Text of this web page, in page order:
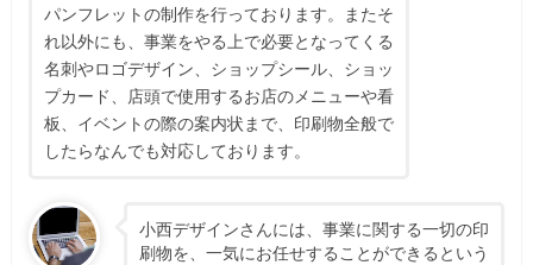
パンフレットの制作を行っております。またそ
れ以外にも、事業をやる上で必要となってくる
名刺やロゴデザイン、ショップシール、ショッ
プカード、店頭で使用するお店のメニューや看
板、イベントの際の案内状まで、印刷物全般で
したらなんでも対応しております。
小西デザインさんには、事業に関する一切の印
刷物を、一気にお任せすることができるという